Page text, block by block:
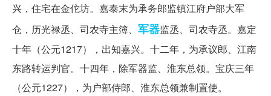
兴，住宅在金佗坊。嘉泰末为承务郎监镇江府户部大军
仓，历光禄丞、司农寺主簿、 军器监丞、司农寺丞。嘉定
十年（公元1217），出知嘉兴。十二年，为承议郎、江南
东路转运判官。十四年，除军器监、淮东总领。宝庆三年
（公元1227），为户部侍郎、淮东总领兼制置使。